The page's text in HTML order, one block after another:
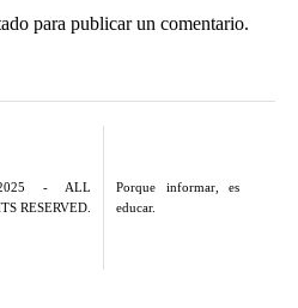
para publicar un comentario.
- ALL
RESERVED.
Porque informar, es
educar.